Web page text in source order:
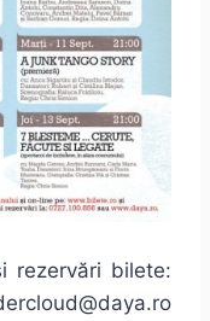
rezervări bilete: